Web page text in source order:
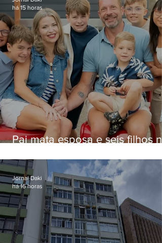
Pai mata esposa e seis filhos
há 15 horas
Jornal Daki
há 16 horas